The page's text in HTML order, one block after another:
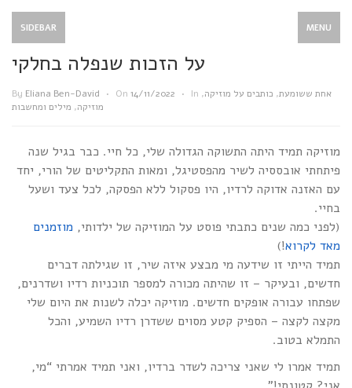
SIDEBAR MENU
על הזכות שנפלה בחלקי
By Eliana Ben-David • On 14/11/2022 • In אחת ששומעת, כותבים על מוזיקה,
מוזיקה, מילים ומחשבות
מוזיקה תמיד היתה התשוקה הגדולה שלי, כל חיי. כבר בגיל שנה
פיתחתי אובססיה לשיר מהפסטיגל, ומאות התקליטים של הורי, יחד
עם האזנה אדוקה לרדיו, היו פסקול ללא הפסקה, לכל צעד ושעל
בחיי.
(לפני כמה שנים כתבתי פוסט על המוזיקה של ילדותי, מוזמנים
מאד לקרוא!)
תמיד הייתי זו שידעה מי מבצע איזה שיר, זו שגילתה דברים
חדשים, ובעיקר – זו שהיתה מכורה למספר תוכניות רדיו ושדרנים,
שפתחו עבורה אופקים חדשים. מוזיקה יכלה לשנות את היום שלי
מקצה לקצה – הספיק קטע מסוים ששדרן רדיו השמיע, והכל
התמלא בטוב.
תמיד אמרו לי שאני צריכה לשדר ברדיו, ואני תמיד אמרתי “מי,